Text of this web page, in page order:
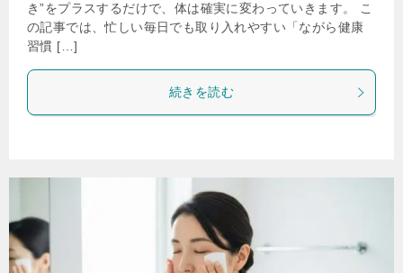
き”をプラスするだけで、体は確実に変わっていきます。 こ
の記事では、忙しい毎日でも取り入れやすい「ながら健康
習慣 […]
続きを読む